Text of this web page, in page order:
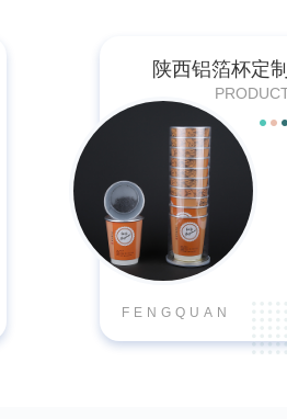
陕西铝箔杯定
FENGQUAN